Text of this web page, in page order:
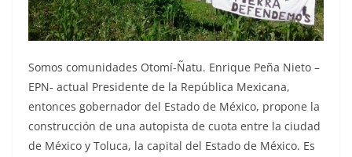
Somos comunidades Otomí-Ñatu. Enrique Peña Nieto –
EPN- actual Presidente de la República Mexicana,
entonces gobernador del Estado de México, propone la
construcción de una autopista de cuota entre la ciudad
de México y Toluca, la capital del Estado de México. Es